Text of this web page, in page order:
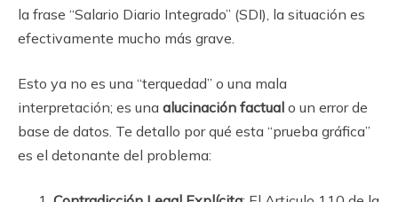
la frase “Salario Diario Integrado” (SDI), la situación es
efectivamente mucho más grave.
Esto ya no es una “terquedad” o una mala
interpretación; es una alucinación factual o un error de
base de datos. Te detallo por qué esta “prueba gráfica”
es el detonante del problema: